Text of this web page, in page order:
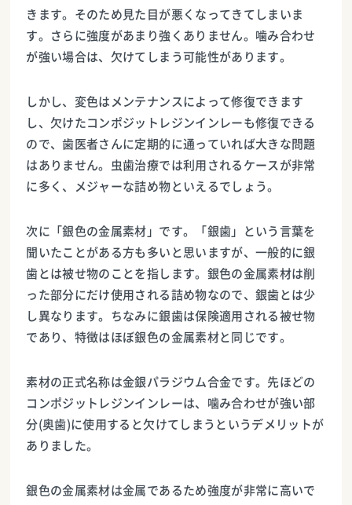
きます。そのため見た目が悪くなってきてしまいま
す。さらに強度があまり強くありません。噛み合わせ
が強い場合は、欠けてしまう可能性があります。
しかし、変色はメンテナンスによって修復できます
し、欠けたコンポジットレジンインレーも修復できる
ので、歯医者さんに定期的に通っていれば大きな問題
はありません。虫歯治療では利用されるケースが非常
に多く、メジャーな詰め物といえるでしょう。
次に「銀色の金属素材」です。「銀歯」という言葉を
聞いたことがある方も多いと思いますが、一般的に銀
歯とは被せ物のことを指します。銀色の金属素材は削
った部分にだけ使用される詰め物なので、銀歯とは少
し異なります。ちなみに銀歯は保険適用される被せ物
であり、特徴はほぼ銀色の金属素材と同じです。
素材の正式名称は金銀パラジウム合金です。先ほどの
コンポジットレジンインレーは、噛み合わせが強い部
分(奥歯)に使用すると欠けてしまうというデメリットが
ありました。
銀色の金属素材は金属であるため強度が非常に高いで